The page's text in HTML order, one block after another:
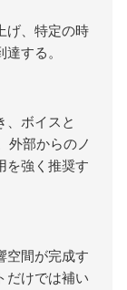
げ、特定の時
する。
、ボイスと
外部からのノ
を強く推奨す
空間が完成す
だけでは補い